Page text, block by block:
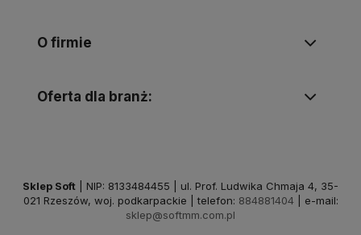
O firmie
Oferta dla branż:
Sklep Soft | NIP: 8133484455 | ul. Prof. Ludwika Chmaja 4, 35-
021 Rzeszów, woj. podkarpackie | telefon: 884881404 | e-mail:
sklep@softmm.com.pl